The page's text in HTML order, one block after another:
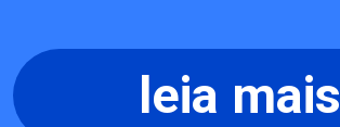
leia mais